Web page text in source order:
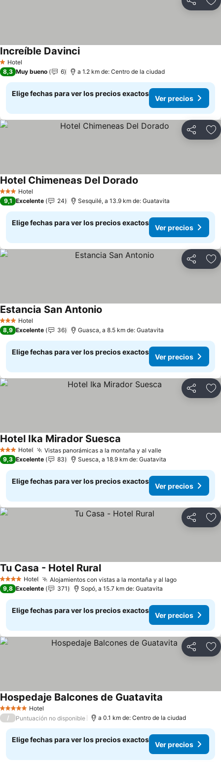
Compartir
1 Estrellas
Hotel
Increíble DavinciVer precios
8,3 Muy bueno 6 a 1.2 km de: Centro de la ciudad
Elige fechas para ver los precios exactos
Ver precios
Compartir
3 Estrellas
Hotel
Hotel Chimeneas Del Dorado
9,1 Excelente 24 Sesquilé, a 13.9 km de: Guatavita
Elige fechas para ver los precios exactos
Ver precios
Compartir
3 Estrellas
Hotel
Estancia San Antonio
8,9 Excelente 36 Guasca, a 8.5 km de: Guatavita
Elige fechas para ver los precios exactos
Ver precios
Compartir
3 Estrellas
Hotel Vistas panorámicas a la montaña y al valleVer precios
Hotel Ika Mirador Suesca
9,3 Excelente 83 Suesca, a 18.9 km de: Guatavita
Elige fechas para ver los precios exactos
Ver precios
Compartir
4 EstrellasHotel Alojamientos con vistas a la montaña y al lagoVer precios
Tu Casa - Hotel RuralVer precios
9,8 Excelente 371 Sopó, a 15.7 km de: Guatavita
Elige fechas para ver los precios exactos
Ver precios
Compartir
5 Estrellas Hotel
Hospedaje Balcones de Guatavita
/ Puntuación no disponible a 0.1 km de: Centro de la ciudad
Elige fechas para ver los precios exactos
Ver precios